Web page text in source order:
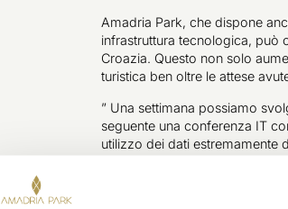
Amadria Park, che dispone
infrastruttura tecnologica, può
Croazia. Questo non solo
turistica ben oltre le attese
” Una settimana possiamo
seguente una conferenza IT
utilizzo dei dati estremamente